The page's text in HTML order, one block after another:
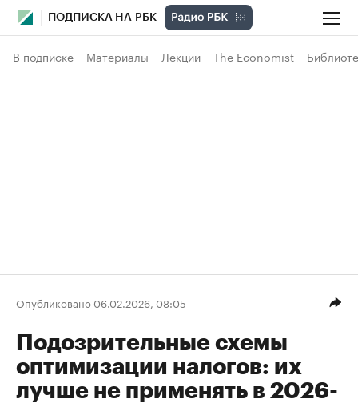
ПОДПИСКА НА РБК
В подписке Материалы Лекции The Economist
Опубликовано 06.02.2026, 08:05
Подозрительные схемы
оптимизации налогов: их
лучше не применять в 2026-